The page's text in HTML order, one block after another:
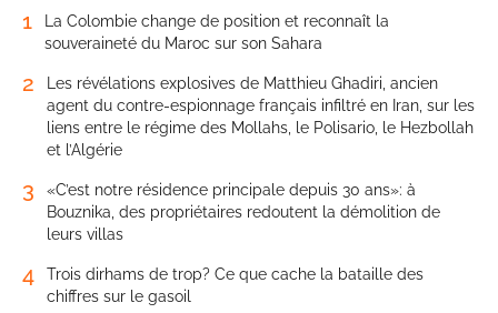
1
La Colombie change de position et reconnaît la
souveraineté du Maroc sur son Sahara
2
Les révélations explosives de Matthieu Ghadiri, ancien
agent du contre-espionnage français infiltré en Iran, sur les
liens entre le régime des Mollahs, le Polisario, le Hezbollah
et l’Algérie
3
«C’est notre résidence principale depuis 30 ans»: à
Bouznika, des propriétaires redoutent la démolition de
leurs villas
4
Trois dirhams de trop? Ce que cache la bataille des
chiffres sur le gasoil